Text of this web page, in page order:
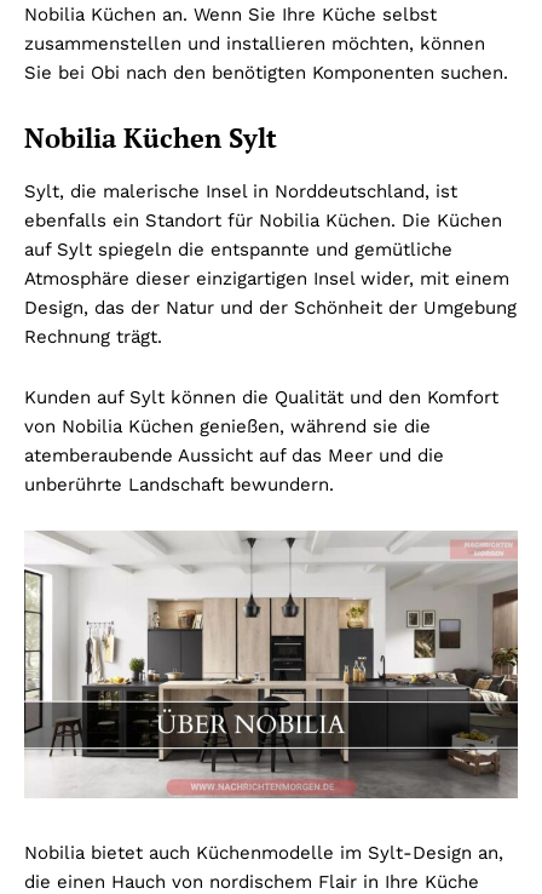
Nobilia Küchen an. Wenn Sie Ihre Küche selbst
zusammenstellen und installieren möchten, können
Sie bei Obi nach den benötigten Komponenten suchen.
Nobilia Küchen Sylt
Sylt, die malerische Insel in Norddeutschland, ist
ebenfalls ein Standort für Nobilia Küchen. Die Küchen
auf Sylt spiegeln die entspannte und gemütliche
Atmosphäre dieser einzigartigen Insel wider, mit einem
Design, das der Natur und der Schönheit der Umgebung
Rechnung trägt.
Kunden auf Sylt können die Qualität und den Komfort
von Nobilia Küchen genießen, während sie die
atemberaubende Aussicht auf das Meer und die
unberührte Landschaft bewundern.
Nobilia bietet auch Küchenmodelle im Sylt-Design an,
die einen Hauch von nordischem Flair in Ihre Küche